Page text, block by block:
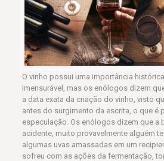
O vinho possui uma importância
imensurável, mas os enólogos dizem
a data exata da criação do vinho, visto
antes do surgimento da escrita, o que é
especulação. Os enólogos dizem que a
acidente, muito provavelmente alguém
algumas uvas amassadas em um
sofreu com as ações da fermentação,